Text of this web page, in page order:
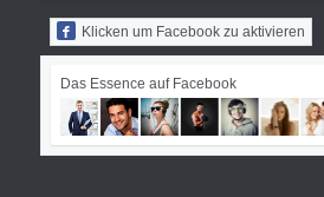
Klicken um Facebook zu aktivieren
Das Essence auf Facebook